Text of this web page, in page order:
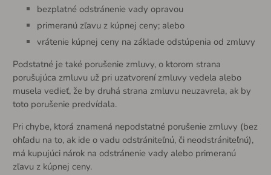
bezplatné odstránenie vady opravou
primeranú zľavu z kúpnej ceny; alebo
vrátenie kúpnej ceny na základe odstúpenia od zmluvy
Podstatné je také porušenie zmluvy, o ktorom strana
porušujúca zmluvu už pri uzatvorení zmluvy vedela alebo
musela vedieť, že by druhá strana zmluvu neuzavrela, ak by
toto porušenie predvídala.
Pri chybe, ktorá znamená nepodstatné porušenie zmluvy (bez
ohľadu na to, ak ide o vadu odstrániteľnú, či neodstrániteľnú),
má kupujúci nárok na odstránenie vady alebo primeranú
zľavu z kúpnej ceny.